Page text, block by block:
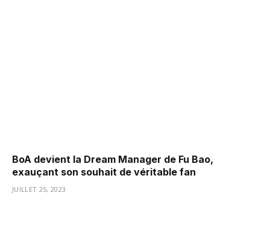
BoA devient la Dream Manager de Fu Bao,
exauçant son souhait de véritable fan
JUILLET 25, 2023